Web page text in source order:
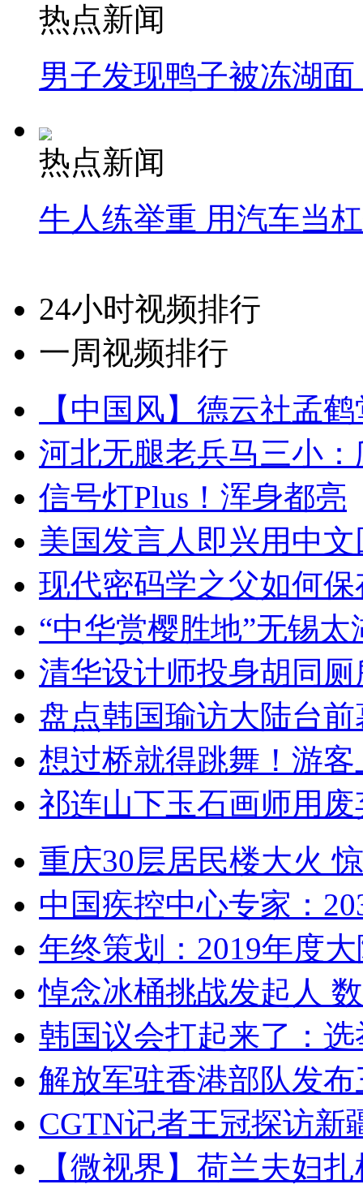
热点新闻
男子发现鸭子被冻湖
热点新闻
牛人练举重 用汽车当
24小时视频排行
一周视频排行
【中国风】德云社孟
河北无腿老兵马三小
信号灯Plus！浑身都亮
美国发言人即兴用中
现代密码学之父如何
“中华赏樱胜地”无锡
清华设计师投身胡同
盘点韩国瑜访大陆台
想过桥就得跳舞！游客
祁连山下玉石画师用
重庆30层居民楼大火
中国疾控中心专家：
年终策划：2019年度
悼念冰桶挑战发起人
韩国议会打起来了：
解放军驻香港部队发
CGTN记者王冠探访新
【微视界】荷兰夫妇